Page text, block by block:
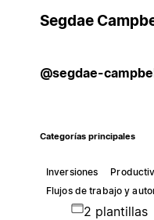
Segdae
@segdae-
Categorías principales
Inversiones
Flujos de trabajo y
2 plantillas